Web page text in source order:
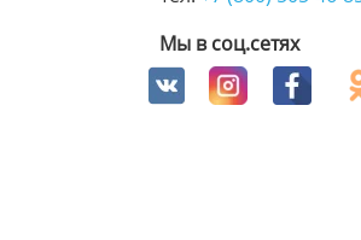
Мы в соц.сетях